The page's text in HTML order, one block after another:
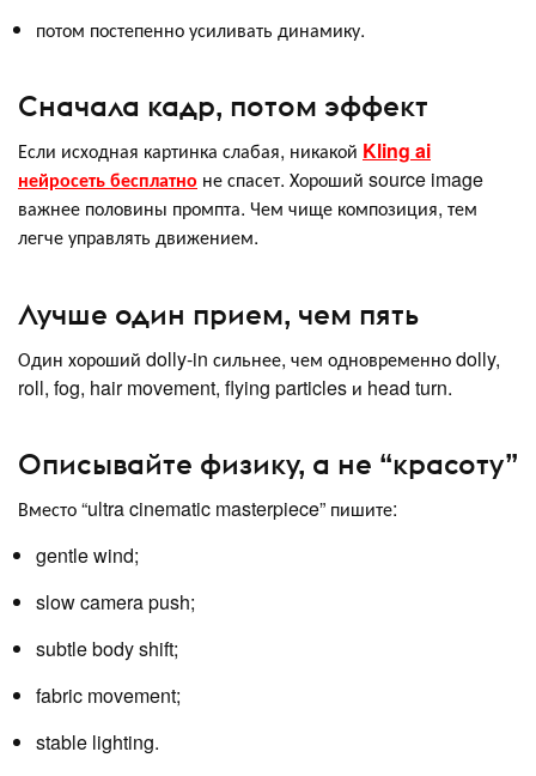
потом постепенно усиливать динамику.
Сначала кадр, потом эффект
Если исходная картинка слабая, никакой Kling ai
нейросеть бесплатно не спасет. Хороший source image
важнее половины промпта. Чем чище композиция, тем
легче управлять движением.
Лучше один прием, чем пять
Один хороший dolly-in сильнее, чем одновременно dolly,
roll, fog, hair movement, flying particles и head turn.
Описывайте физику, а не “красоту”
Вместо “ultra cinematic masterpiece” пишите:
gentle wind;
slow camera push;
subtle body shift;
fabric movement;
stable lighting.